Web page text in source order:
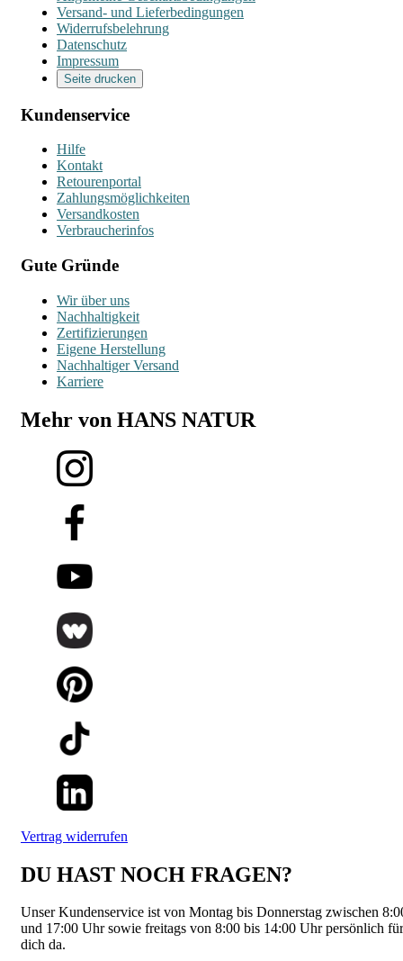
Versand- und Lieferbedingungen
Widerrufsbelehrung
Datenschutz
Impressum
Seite drucken
Kundenservice
Hilfe
Kontakt
Retourenportal
Zahlungsmöglichkeiten
Versandkosten
Verbraucherinfos
Gute Gründe
Wir über uns
Nachhaltigkeit
Zertifizierungen
Eigene Herstellung
Nachhaltiger Versand
Karriere
Mehr von HANS NATUR
Vertrag widerrufen
DU HAST NOCH FRAGEN?
Unser Kundenservice ist von Montag bis Donnerstag zwischen
und 17:00 Uhr sowie freitags von 8:00 bis 14:00 Uhr persönlich für
dich da.